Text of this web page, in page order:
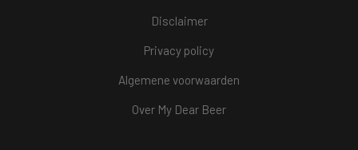
Disclaimer
Privacy policy
Algemene voorwaarden
Over My Dear Beer